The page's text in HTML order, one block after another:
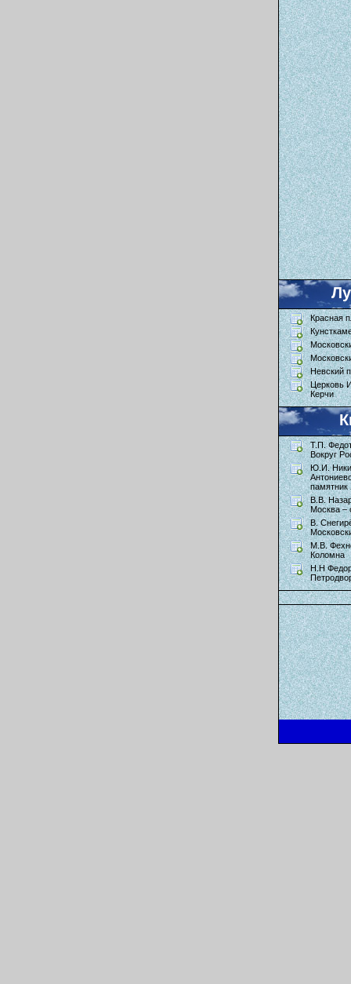
Красная
Невский
Церковь
Керчи
Т.П.
Вокруг
Ю.И.
памятник
В.В.
Москва –
В.
М.В.
Коломна
Н.Н